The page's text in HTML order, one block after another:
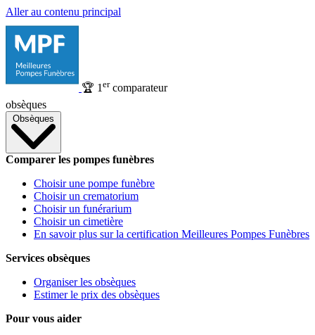
Aller au contenu principal
🏆 1 ercomparateur
obsèques
Obsèques
Comparer les pompes funèbres
Choisir une pompe funèbre
Choisir un crematorium
Choisir un funérarium
Choisir un cimetière
En savoir plus sur la certification Meilleures Pompes Funèbres
Services obsèques
Organiser les obsèques
Estimer le prix des obsèques
Pour vous aider